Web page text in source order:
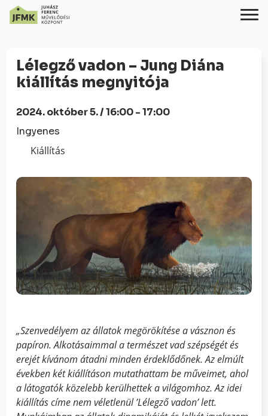
Content
navigációhoz
Lélegző vadon – Jung Diána
kiállítás megnyitója
2024. október 5. / 16:00 - 17:00
Ingyenes
Kiállítás
„Szenvedélyem az állatok megörökítése a vásznon és
papíron. Alkotásaimmal a természet vad szépségét és
erejét kívánom átadni minden érdeklődőnek. Az elmúlt
években két kiállításon mutathattam be műveimet, ahol
a látogatók közelebb kerülhettek a világomhoz. Az idei
kiállítás címe nem véletlenül ’Lélegző vadon’ lett.